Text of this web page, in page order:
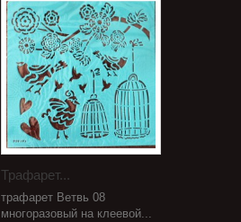
Трафарет...
трафарет Ветвь 08
многоразовый на клеевой...